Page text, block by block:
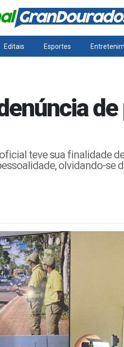
Editais Esportes
teve sua finalidade
olvidando-se